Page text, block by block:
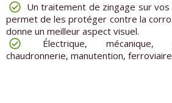
Un traitement de zingage sur vos
permet de les protéger contre la
donne un meilleur aspect visuel.
Électrique, mécanique,
chaudronnerie, manutention,